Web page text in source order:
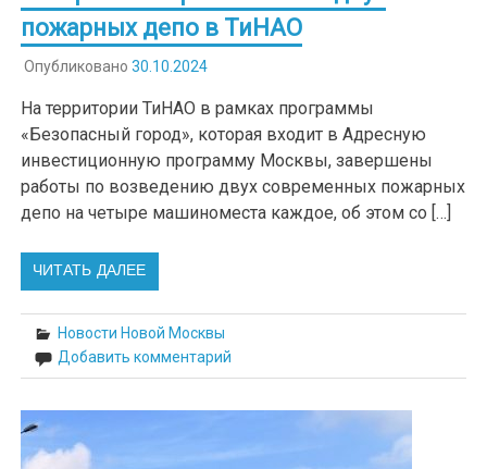
пожарных депо в ТиНАО
Опубликовано 30.10.2024
На территории ТиНАО в рамках программы
«Безопасный город», которая входит в Адресную
инвестиционную программу Москвы, завершены
работы по возведению двух современных пожарных
депо на четыре машиноместа каждое, об этом со […]
ЧИТАТЬ ДАЛЕЕ
Новости Новой Москвы
Добавить комментарий